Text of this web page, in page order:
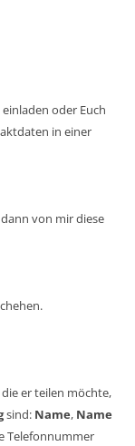
oder Euch
in einer
von mir diese
er teilen möchte,
sind: Name, Name
Telefonnummer